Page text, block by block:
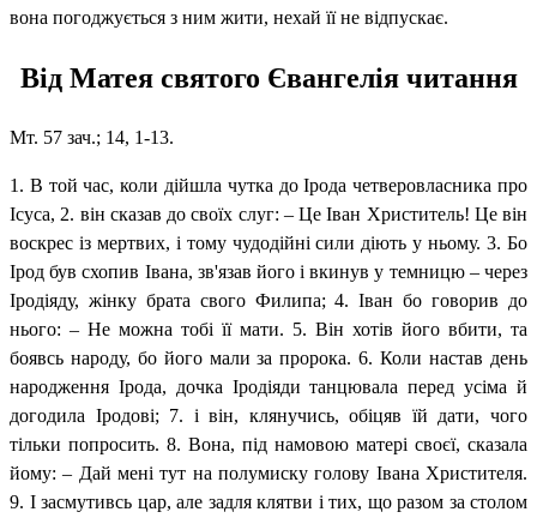
вона погоджується з ним жити, нехай її не відпускає.
Від Матея святого Євангелія читання
Мт. 57 зач.; 14, 1-13.
1. В той час, коли дійшла чутка до Ірода четверовласника про
Ісуса, 2. він сказав до своїх слуг: – Це Іван Христитель! Це він
воскрес із мертвих, і тому чудодійні сили діють у ньому. 3. Бо
Ірод був схопив Івана, зв'язав його і вкинув у темницю – через
Іродіяду, жінку брата свого Филипа; 4. Іван бо говорив до
нього: – Не можна тобі її мати. 5. Він хотів його вбити, та
боявсь народу, бо його мали за пророка. 6. Коли настав день
народження Ірода, дочка Іродіяди танцювала перед усіма й
догодила Іродові; 7. і він, клянучись, обіцяв їй дати, чого
тільки попросить. 8. Вона, під намовою матері своєї, сказала
йому: – Дай мені тут на полумиску голову Івана Христителя.
9. І засмутивсь цар, але задля клятви і тих, що разом за столом